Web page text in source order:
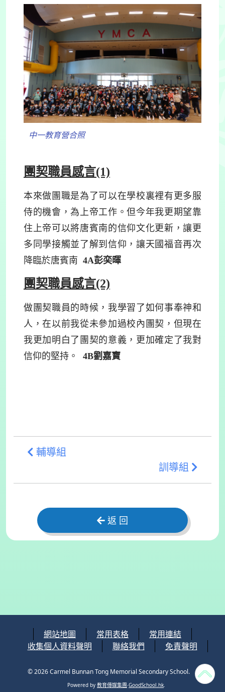
中一教育營合照
團契職員感言(1)
本來做團職是為了可以在學校裏裡有更多服
侍的機會，為上帝工作。但今年我更期望靠
住上帝可以將唐賓南的信仰文化更新，讓更
多同學接觸並了解到信仰，讓天國福音再次
降臨於唐賓南 4A彭奕暉
團契職員感言(2)
做團契職員的時候，我學習了如何事奉神和
人，在以前我從未參加過校內團契，但現在
我更加明白了團契的意義，更加確定了我對
信仰的堅持。 4B劉嘉寶
輔導組
訓導組
返 回
網站地圖 常用表格
常用連結
收集個人資料聲明
聯絡我們 免責聲明
© 2026Carmel Bunnan Tong Memorial Secondary School.
Powered by 教育傳媒集團‧GoodSchool.hk.